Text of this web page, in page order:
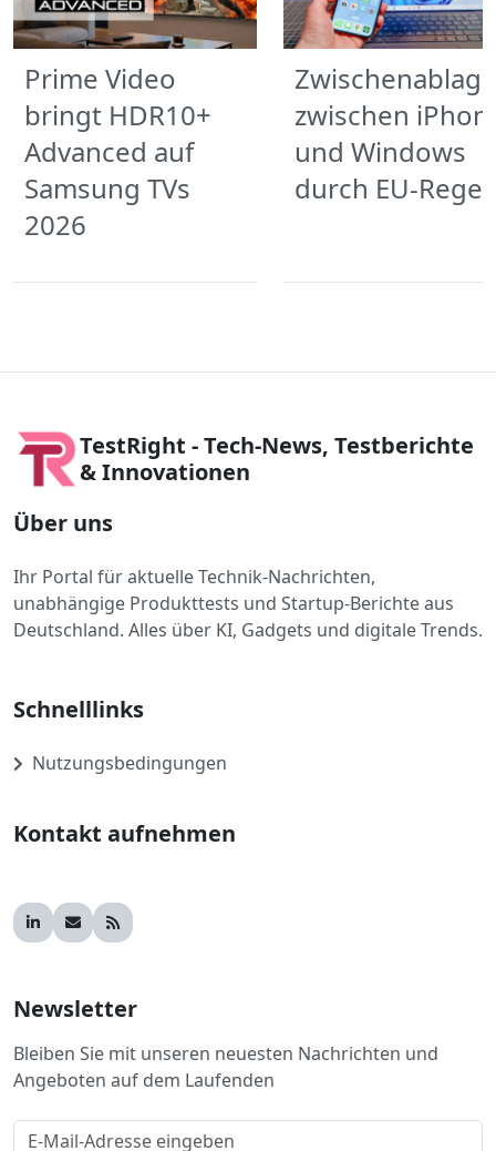
Prime Video
bringt HDR10+
Advanced auf
Samsung TVs
2026
Zwischenablage
zwischen
und Windows
durch EU-Regel
TestRight - Tech-News, Testberichte
& Innovationen
Über uns
Ihr Portal für aktuelle Technik-Nachrichten,
unabhängige Produkttests und Startup-Berichte aus
Deutschland. Alles über KI, Gadgets und digitale Trends.
Schnelllinks
Nutzungsbedingungen
Kontakt aufnehmen
Newsletter
Bleiben Sie mit unseren neuesten Nachrichten und
Angeboten auf dem Laufenden